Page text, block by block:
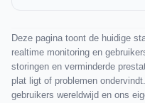
Deze pagina toont de huidige
realtime monitoring en
storingen en verminderde
plat ligt of problemen
gebruikers wereldwijd en ons